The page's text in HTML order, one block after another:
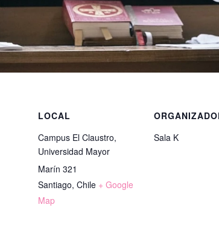
LOCAL
Campus El Claustro,
Universidad Mayor
Marín 321
Santiago, Chile + Google
Map
Sala K